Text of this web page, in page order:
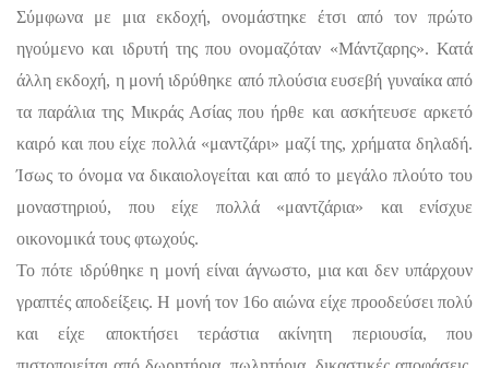
Σύμφωνα με μια εκδοχή, ονομάστηκε έτσι από τον πρώτο
ηγούμενο και ιδρυτή της που ονομαζόταν «Μάντζαρης». Κατά
άλλη εκδοχή, η μονή ιδρύθηκε από πλούσια ευσεβή γυναίκα από
τα παράλια της Μικράς Ασίας που ήρθε και ασκήτευσε αρκετό
καιρό και που είχε πολλά «μαντζάρι» μαζί της, χρήματα δηλαδή.
Ίσως το όνομα να δικαιολογείται και από το μεγάλο πλούτο του
μοναστηριού, που είχε πολλά «μαντζάρια» και ενίσχυε
οικονομικά τους φτωχούς.
Το πότε ιδρύθηκε η μονή είναι άγνωστο, μια και δεν υπάρχουν
γραπτές αποδείξεις. Η μονή τον 16ο αιώνα είχε προοδεύσει πολύ
και είχε αποκτήσει τεράστια ακίνητη περιουσία, που